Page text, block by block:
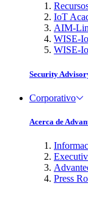
IoT
AIM-
WISE-
WISE-
Security
Corporativo
Acerca de
Press